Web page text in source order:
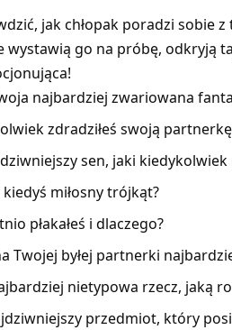
jak chłopak poradzi sobie
wystawią go na próbę, odkryją
najbardziej zwariowana
zdradziłeś swoją
sen, jaki kiedykolwiek
kiedyś miłosny trójkąt?
płakałeś i dlaczego?
Twojej byłej partnerki
nietypowa rzecz, jaką
przedmiot, który